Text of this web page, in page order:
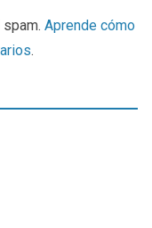
Aprende cómo
.